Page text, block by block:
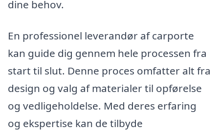
dine behov.
En professionel leverandør af carporte
kan guide dig gennem hele processen fra
start til slut. Denne proces omfatter alt fra
design og valg af materialer til opførelse
og vedligeholdelse. Med deres erfaring
og ekspertise kan de tilbyde